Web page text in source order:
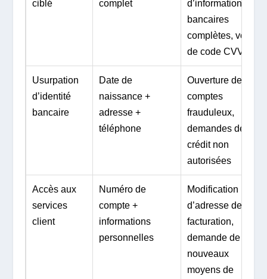
ciblé
complet
d’informations
bancaires
complètes, vol
de code CVV
Usurpation
d’identité
bancaire
Date de
naissance +
adresse +
téléphone
Ouverture de
comptes
frauduleux,
demandes de
crédit non
autorisées
Accès aux
services
client
Numéro de
compte +
informations
personnelles
Modification
d’adresse de
facturation,
demande de
nouveaux
moyens de